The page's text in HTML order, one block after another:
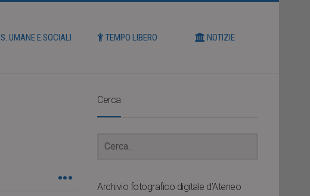
S. UMANE E SOCIALI TEMPO LIBERO NOTIZIE
Cerca
Archivio fotografico digitale d’Ateneo